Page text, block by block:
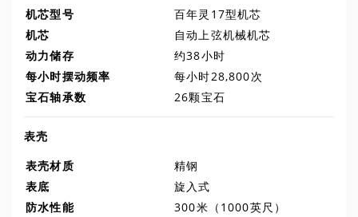
机芯型号
百年灵17型机芯
机芯
自动上弦机械机芯
动力储存
约38小时
每小时摆动频率
每小时28,800次
宝石轴承数
26颗宝石
表壳
表壳材质
精钢
表底
旋入式
防水性能
300米（1000英尺）